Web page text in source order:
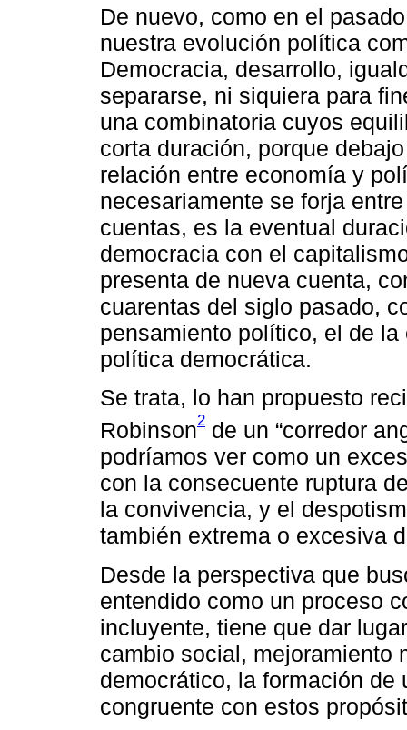
De nuevo, como en el
nuestra evolución política
Democracia, desarrollo,
separarse, ni siquiera para
una combinatoria cuyos
corta duración, porque
relación entre economía y
necesariamente se forja
cuentas, es la eventual
democracia con el
presenta de nueva cuenta,
cuarentas del siglo pasado,
pensamiento político, el de
política democrática.
Se trata, lo han propuesto
Robinson2 de un “corredor
podríamos ver como un
con la consecuente ruptura
la convivencia, y el
también extrema o excesiva
Desde la perspectiva que
entendido como un proceso
incluyente, tiene que dar
cambio social, mejoramiento
democrático, la formación
congruente con estos